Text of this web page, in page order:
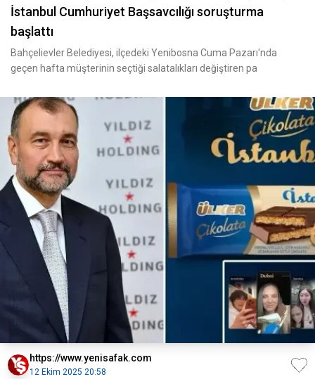
İstanbul Cumhuriyet Başsavcılığı soruşturma
başlattı
Bahçelievler Belediyesi, ilçedeki Yenibosna Cuma Pazarı'nda
geçen hafta müşterinin seçtiği salatalıkları değiştiren pa
https://www.yenisafak.com
12 Ekim 2025 20:58